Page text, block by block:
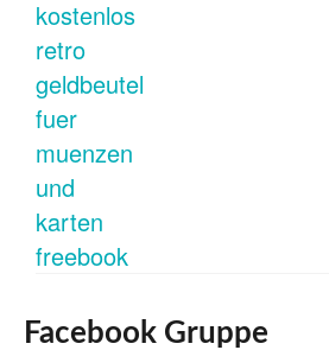
Facebook Gruppe